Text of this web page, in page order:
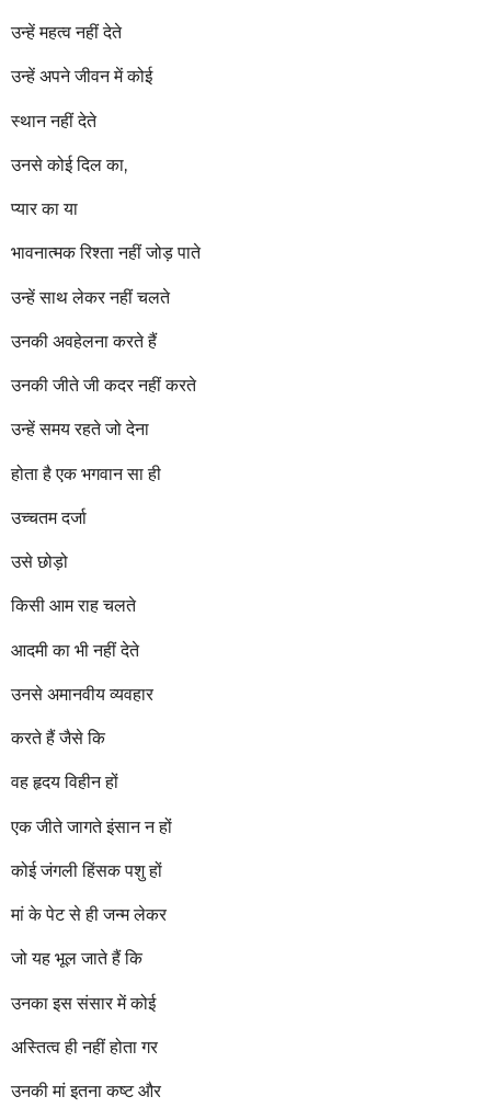
उन्हें महत्व नहीं देते
उन्हें अपने जीवन में कोई
स्थान नहीं देते
उनसे कोई दिल का,
प्यार का या
भावनात्मक रिश्ता नहीं जोड़ पाते
उन्हें साथ लेकर नहीं चलते
उनकी अवहेलना करते हैं
उनकी जीते जी कदर नहीं करते
उन्हें समय रहते जो देना
होता है एक भगवान सा ही
उच्चतम दर्जा
उसे छोड़ो
किसी आम राह चलते
आदमी का भी नहीं देते
उनसे अमानवीय व्यवहार
करते हैं जैसे कि
वह हृदय विहीन हों
एक जीते जागते इंसान न हों
कोई जंगली हिंसक पशु हों
मां के पेट से ही जन्म लेकर
जो यह भूल जाते हैं कि
उनका इस संसार में कोई
अस्तित्व ही नहीं होता गर
उनकी मां इतना कष्ट और